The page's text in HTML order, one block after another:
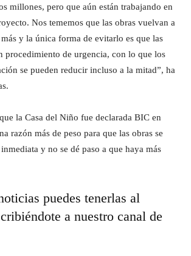
millones, pero que aún están trabajando en
Nos tememos que las obras vuelvan a
y la única forma de evitarlo es que las
procedimiento de urgencia, con lo que los
se pueden reducir incluso a la mitad”, ha
la Casa del Niño fue declarada BIC en
razón más de peso para que las obras se
y no se dé paso a que haya más
puedes tenerlas al
a nuestro canal de